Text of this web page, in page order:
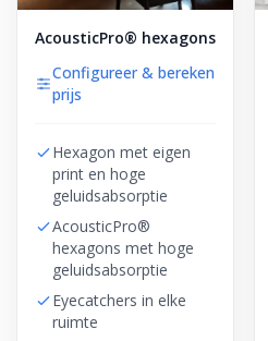
AcousticPro® hexagons
Configureer & bereken
prijs
Hexagon met eigen
print en hoge
geluidsabsorptie
AcousticPro®
hexagons met hoge
geluidsabsorptie
Eyecatchers in elke
ruimte